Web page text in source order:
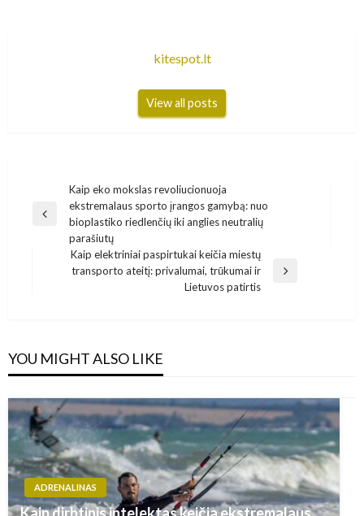
kitespot.lt
View all posts
Navigacija
tarp
Previous
Kaip eko mokslas revoliucionuoja
ekstremalaus sporto įrangos gamybą: nuo
bioplastiko riedlenčių iki anglies neutralių
parašiutų
Kaip elektriniai paspirtukai keičia miestų
transporto ateitį: privalumai, trūkumai ir
Lietuvos patirtis
YOU MIGHT ALSO LIKE
ADRENALINAS